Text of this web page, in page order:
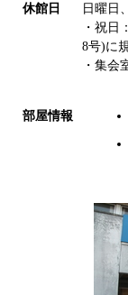
休館日
日曜日
・祝日
8号)に
・集会
部屋情報